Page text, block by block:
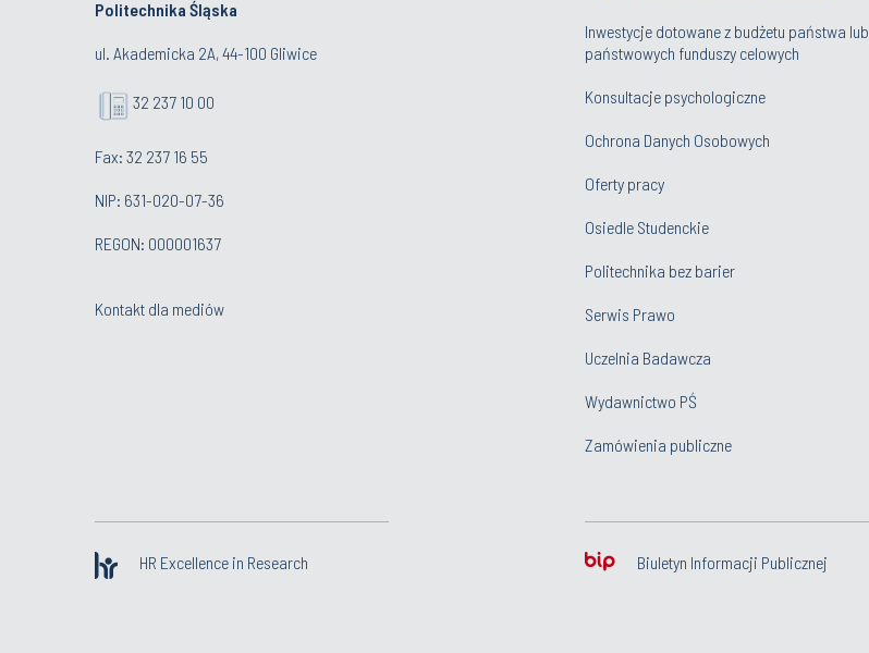
Politechnika Śląska
ul. Akademicka 2A, 44-100 Gliwice
32 237 10 00
Fax: 32 237 16 55
NIP: 631-020-07-36
REGON: 000001637
Kontakt dla mediów
Inwestycje dotowane z budżetu państwa lub
państwowych funduszy celowych
Konsultacje psychologiczne
Ochrona Danych Osobowych
Oferty pracy
Osiedle Studenckie
Politechnika bez barier
Serwis Prawo
Uczelnia Badawcza
Wydawnictwo PŚ
Zamówienia publiczne
HR Excellence in Research Biuletyn Informacji Publicznej